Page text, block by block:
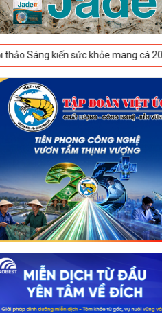
khỏe mang cá 2025 -23-04-2025